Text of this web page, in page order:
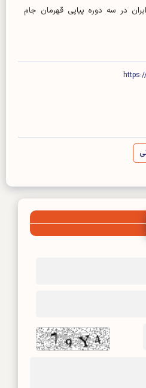
در سه دوره پیاپی قهرمان جام